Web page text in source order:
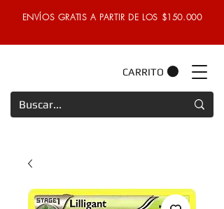
ENVÍOS GRATIS A PARTIR DE LOS $150.000
CARRITO